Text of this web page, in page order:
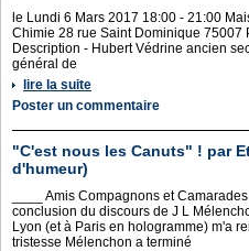
le Lundi 6 Mars 2017 18:00 - 21:00
Chimie 28 rue Saint Dominique 75007
Description - Hubert Védrine ancien
général de
lire la suite
Poster un commentaire
"C'est nous les Canuts" ! par
d'humeur)
____ Amis Compagnons et
conclusion du discours de J L
Lyon (et à Paris en hologramme) m'a
tristesse Mélenchon a terminé